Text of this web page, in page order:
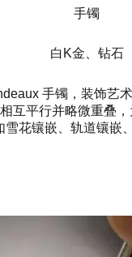
手镯
白K金、钻石
手镯，装饰
平行并略微重叠
花镶嵌、轨道镶